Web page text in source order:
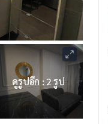
ดูรูปอีก : 2 รูป